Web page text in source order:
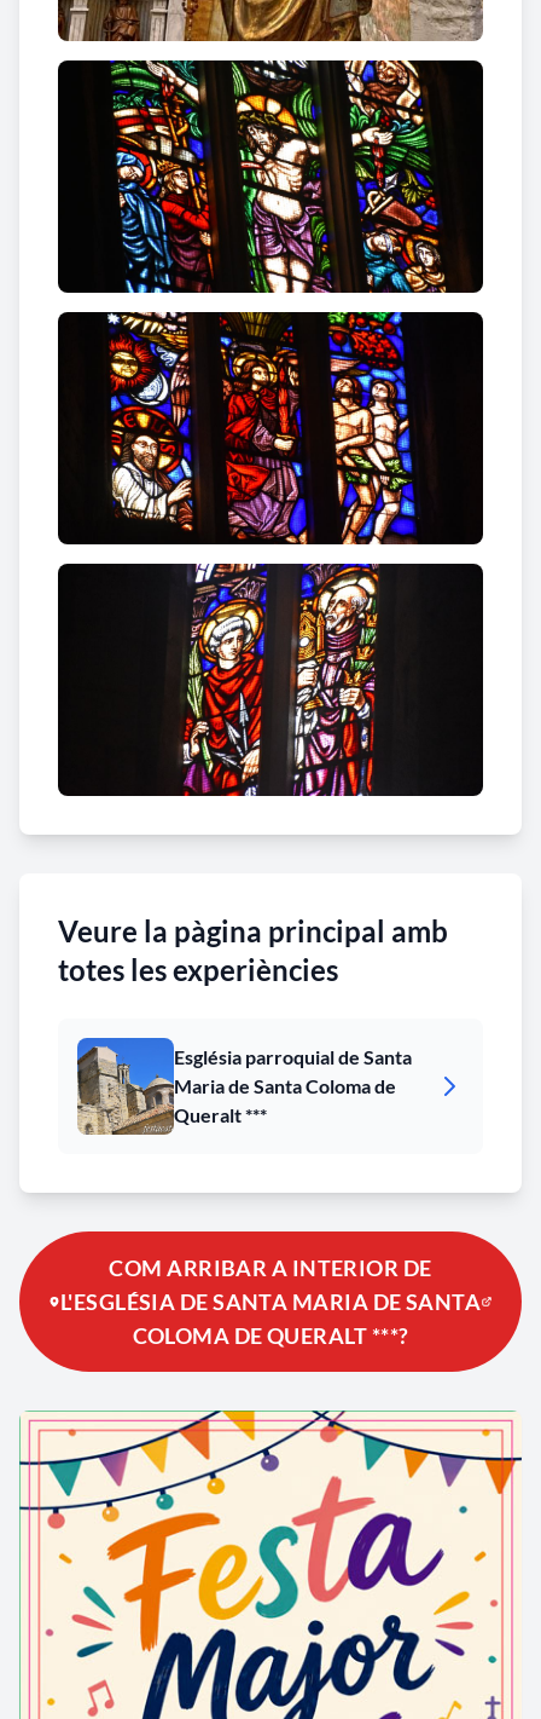
Veure la pàgina principal amb
totes les experiències
Església parroquial de Santa
Maria de Santa Coloma de
Queralt ***
COM ARRIBAR A INTERIOR DE
L'ESGLÉSIA DE SANTA MARIA DE SANTA
COLOMA DE QUERALT ***?